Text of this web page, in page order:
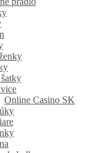
Online Casino SK